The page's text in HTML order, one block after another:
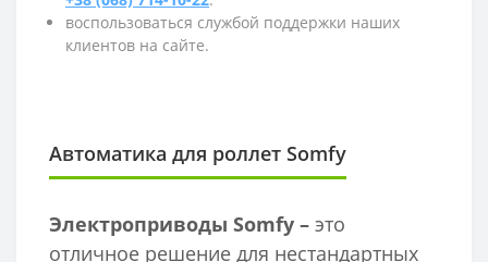
воспользоваться службой поддержки наших
клиентов на сайте.
Автоматика для роллет Somfy
Электроприводы Somfy – это
отличное решение для нестандартных